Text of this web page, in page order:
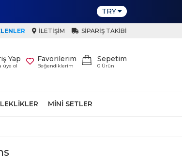
TRY
İLETIŞIM SIPARIŞ TAKIBI
Sepetim
0 Ürün
Favorilerim
Beğendiklerim
Yap
üye ol
MINI SETLER